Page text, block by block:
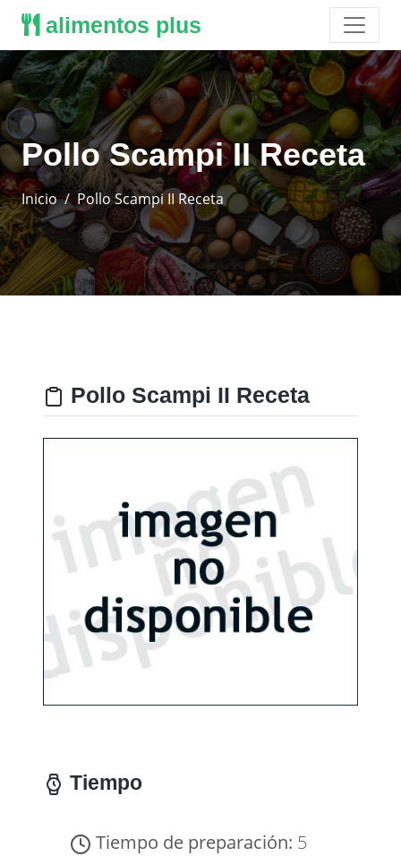
alimentos plus
Pollo Scampi II Receta
Inicio Pollo Scampi II Receta
Pollo Scampi II Receta
Tiempo
Tiempo de preparación: 5